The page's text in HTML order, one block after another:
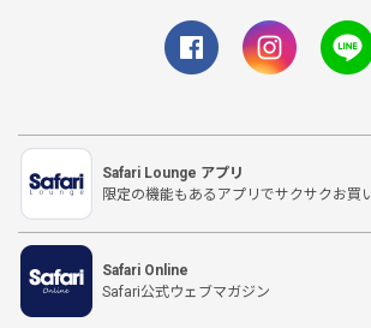
Safari Lounge アプリ
限定の機能もあるアプリでサクサクお買
Safari Online
Safari公式ウェブマガジン